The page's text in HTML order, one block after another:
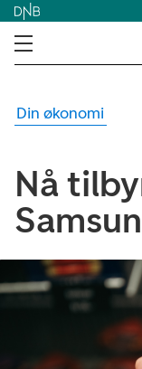
Din økonomi
Nå